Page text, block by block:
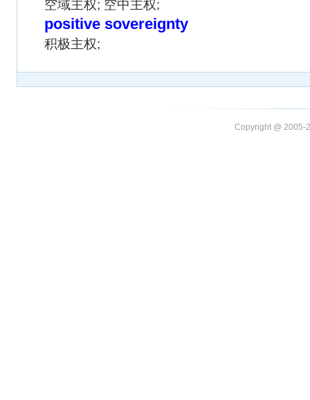
空域主权; 空中主权;
positive sovereignty
积极主权;
Copyright @